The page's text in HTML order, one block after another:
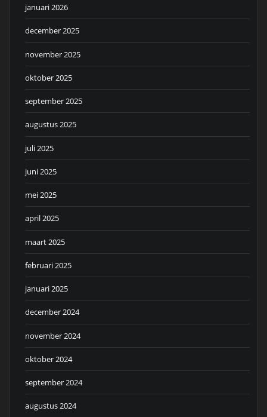
januari 2026
december 2025
november 2025
oktober 2025
september 2025
augustus 2025
juli 2025
juni 2025
mei 2025
april 2025
maart 2025
februari 2025
januari 2025
december 2024
november 2024
oktober 2024
september 2024
augustus 2024